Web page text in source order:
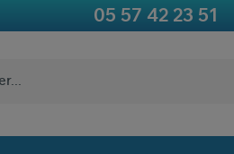
05 57 42 23 51